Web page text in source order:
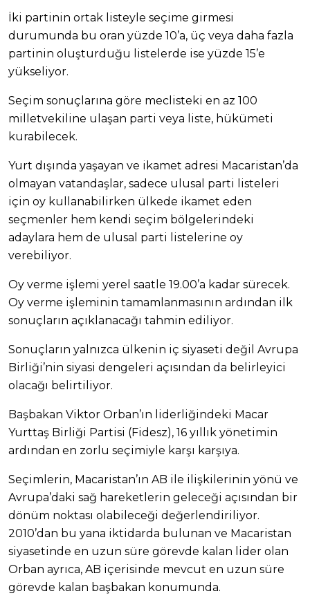
İki partinin ortak listeyle seçime girmesi
durumunda bu oran yüzde 10’a, üç veya daha fazla
partinin oluşturduğu listelerde ise yüzde 15’e
yükseliyor.
Seçim sonuçlarına göre meclisteki en az 100
milletvekiline ulaşan parti veya liste, hükümeti
kurabilecek.
Yurt dışında yaşayan ve ikamet adresi Macaristan’da
olmayan vatandaşlar, sadece ulusal parti listeleri
için oy kullanabilirken ülkede ikamet eden
seçmenler hem kendi seçim bölgelerindeki
adaylara hem de ulusal parti listelerine oy
verebiliyor.
Oy verme işlemi yerel saatle 19.00’a kadar sürecek.
Oy verme işleminin tamamlanmasının ardından ilk
sonuçların açıklanacağı tahmin ediliyor.
Sonuçların yalnızca ülkenin iç siyaseti değil Avrupa
Birliği’nin siyasi dengeleri açısından da belirleyici
olacağı belirtiliyor.
Başbakan Viktor Orban’ın liderliğindeki Macar
Yurttaş Birliği Partisi (Fidesz), 16 yıllık yönetimin
ardından en zorlu seçimiyle karşı karşıya.
Seçimlerin, Macaristan’ın AB ile ilişkilerinin yönü ve
Avrupa’daki sağ hareketlerin geleceği açısından bir
dönüm noktası olabileceği değerlendiriliyor.
2010’dan bu yana iktidarda bulunan ve Macaristan
siyasetinde en uzun süre görevde kalan lider olan
Orban ayrıca, AB içerisinde mevcut en uzun süre
görevde kalan başbakan konumunda.